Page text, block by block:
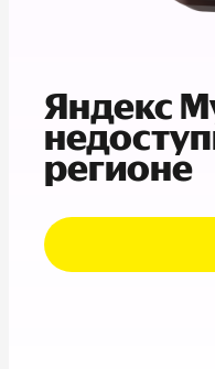
Яндекс
регионе